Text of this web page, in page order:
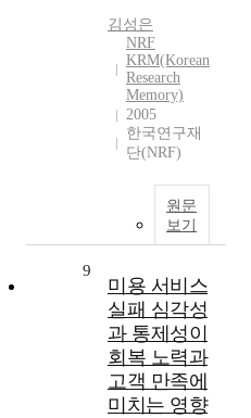
김성은
NRF
KRM(Korean
Research
Memory)
2005
한국연구재
단(NRF)
원문
보기
9
미용 서비스
실패 심각성
과 통제성이
회복 노력과
고객 만족에
미치는 영향